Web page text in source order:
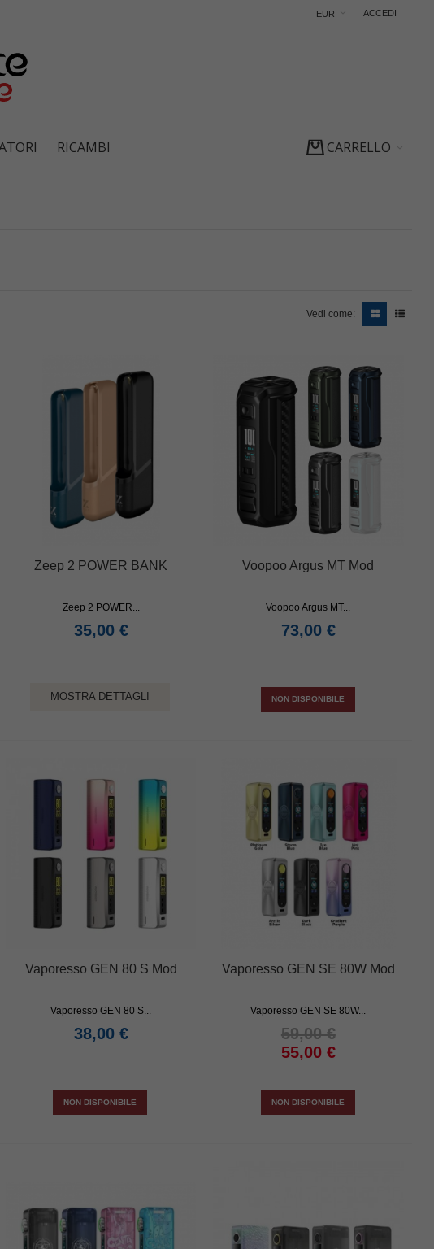
ACCEDI
EUR
CARRELLO
RICAMBI
Vedi come:
Zeep 2 POWER BANK
Zeep 2 POWER...
35,00 €
MOSTRA DETTAGLI
Voopoo Argus MT Mod
Voopoo Argus MT...
73,00 €
NON DISPONIBILE
Vaporesso GEN 80 S Mod
Vaporesso GEN 80 S...
38,00 €
NON DISPONIBILE
Vaporesso GEN SE 80W Mod
Vaporesso GEN SE 80W...
59,00 €
55,00 €
NON DISPONIBILE